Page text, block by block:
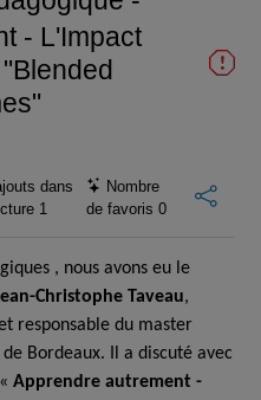
- L'Impact
dans
1
Nombre
de favoris 0
, nous avons eu le
Christophe Taveau,
responsable du master
Bordeaux.
Il a discuté avec
Apprendre autrement -